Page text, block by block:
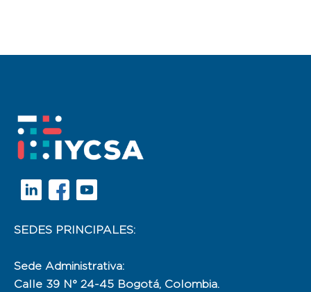
SEDES PRINCIPALES:
Sede Administrativa:
Calle 39 N° 24-45 Bogotá, Colombia.